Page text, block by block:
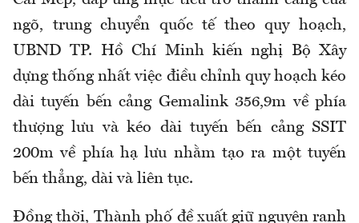
ngõ, trung chuyển quốc tế theo quy hoạch,
UBND TP. Hồ Chí Minh kiến nghị Bộ Xây
dựng thống nhất việc điều chỉnh quy hoạch kéo
dài tuyến bến cảng Gemalink 356,9m về phía
thượng lưu và kéo dài tuyến bến cảng SSIT
200m về phía hạ lưu nhằm tạo ra một tuyến
bến thẳng, dài và liên tục.
Đồng thời, Thành phố đề xuất giữ nguyên ranh